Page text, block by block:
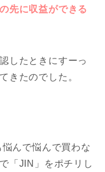
先に収益ができる
したときにすーっ
きたのでした。
んで悩んで買わな
「JIN」をポチリし